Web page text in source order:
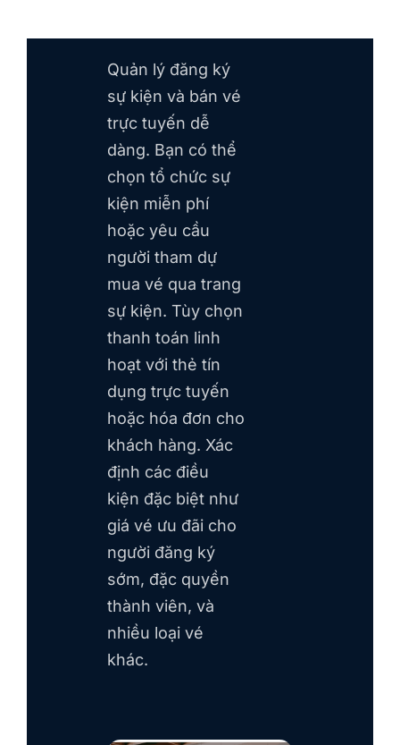
Quản lý đăng ký
sự kiện và bán vé
trực tuyến dễ
dàng. Bạn có thể
chọn tổ chức sự
kiện miễn phí
hoặc yêu cầu
người tham dự
mua vé qua trang
sự kiện. Tùy chọn
thanh toán linh
hoạt với thẻ tín
dụng trực tuyến
hoặc hóa đơn cho
khách hàng. Xác
định các điều
kiện đặc biệt như
giá vé ưu đãi cho
người đăng ký
sớm, đặc quyền
thành viên, và
nhiều loại vé
khác.